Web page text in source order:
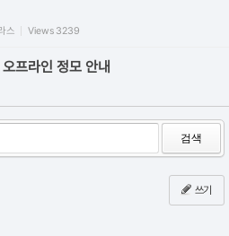
스 Views 3239
프라인 정모 안내
검색
쓰기